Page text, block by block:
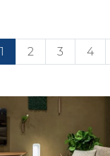
1 2 3 4